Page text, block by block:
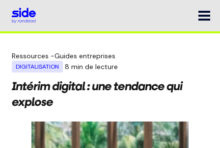
Ressources -Guides entreprises
DIGITALISATION 8 min de lecture
Intérim digital : une tendance qui
explose